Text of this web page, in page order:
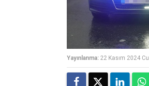
Yayınlanma: 22 Kasım 2024